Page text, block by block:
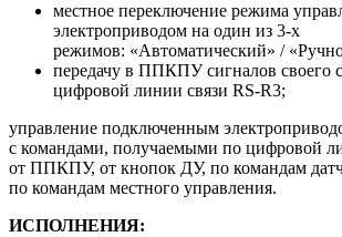
местное переключение режима
электроприводом на один из 3-х
режимов: «Автоматический» /
передачу в ППКПУ сигналов своего
цифровой линии связи RS-R3;
управление подключенным
с командами, получаемыми по цифровой
от ППКПУ, от кнопок ДУ, по командам
по командам местного управления.
ИСПОЛНЕНИЯ: